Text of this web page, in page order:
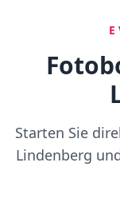
Starten Sie
Lindenberg